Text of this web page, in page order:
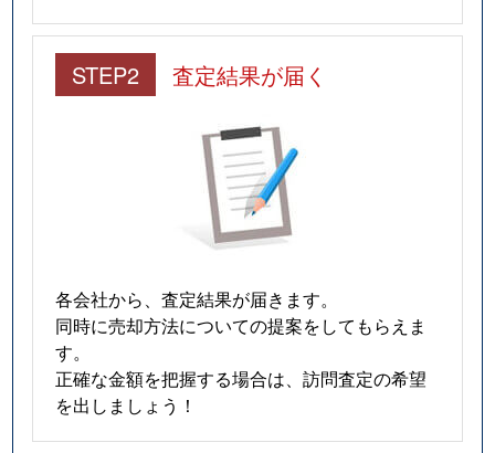
STEP2 査定結果が届く
各会社から、査定結果が届きます。
同時に売却方法についての提案をしてもらえま
す。
正確な金額を把握する場合は、訪問査定の希望
を出しましょう！